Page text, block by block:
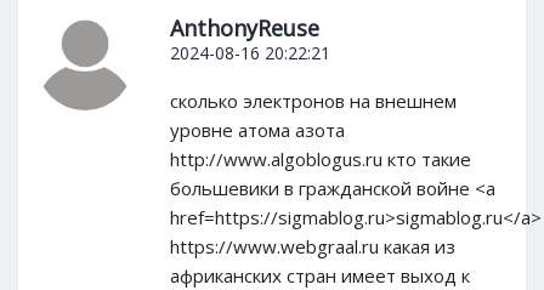
AnthonyReuse
2024-08-16 20:22:21
сколько электронов на внешнем
уровне атома азота
http://www.algoblogus.ru кто такие
большевики в гражданской войне <a
href=https://sigmablog.ru>sigmablog.ru</a>
https://www.webgraal.ru какая из
африканских стран имеет выход к